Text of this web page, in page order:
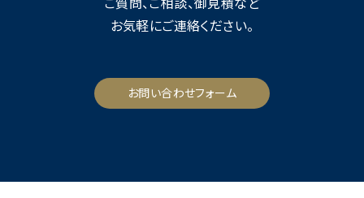
ご質問、ご相談、御見積など
お気軽にご連絡ください。
お問い合わせフォーム